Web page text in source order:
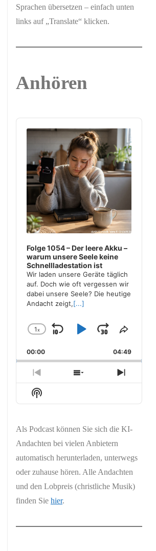
Sprachen übersetzen – einfach unten
links auf „Translate“ klicken.
Anhören
Audio
Player
Folge 1054 – Der leere Akku –
warum unsere Seele keine
Schnellladestation ist
Wir laden unsere Geräte täglich
auf. Doch wie oft vergessen wir
dabei unsere Seele? Die heutige
Andacht zeigt,[...]
Change
Rate
1x
Skip
Backward
Play
Pause
Jump
Forward
Share
Episode
00:00 04:49
Previous
Episode
Show
Episodes
Next
Episode
Show
Podcast
Als Podcast können Sie sich die KI-
Andachten bei vielen Anbietern
automatisch herunterladen, unterwegs
oder zuhause hören. Alle Andachten
und den Lobpreis (christliche Musik)
finden Sie hier.